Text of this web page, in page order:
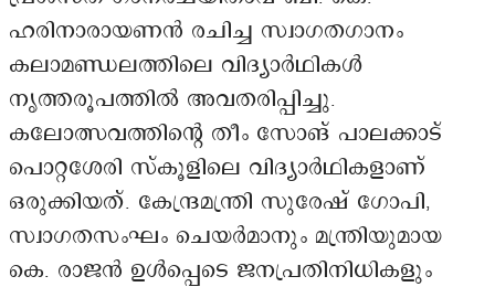
ഹരിനാരായണൻ രചിച്ച സ്വാഗതഗാനം
കലാമണ്ഡലത്തിലെ വിദ്യാർഥികൾ
നൃത്തരൂപത്തിൽ അവതരിപ്പിച്ചു.
കലോത്സവത്തിന്റെ തീം സോങ് പാലക്കാട്
പൊറ്റശേരി സ്കൂളിലെ വിദ്യാർഥികളാണ്
ഒരുക്കിയത്. കേന്ദ്രമന്ത്രി സുരേഷ് ഗോപി,
സ്വാഗതസംഘം ചെയർമാനും മന്ത്രിയുമായ
കെ. രാജൻ ഉൾപ്പെടെ ജനപ്രതിനിധികളും